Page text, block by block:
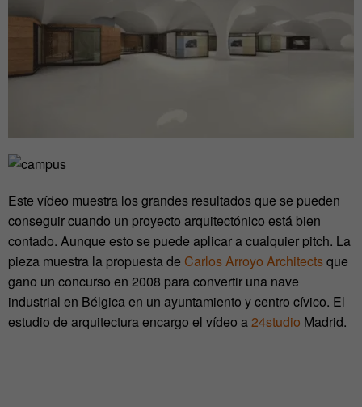
Este vídeo muestra los grandes resultados que se pueden
conseguir cuando un proyecto arquitectónico está bien
contado. Aunque esto se puede aplicar a cualquier pitch. La
pieza muestra la propuesta de Carlos Arroyo Architectsque
gano un concurso en 2008 para convertir una nave
industrial en Bélgica en un ayuntamiento y centro cívico. El
estudio de arquitectura encargo el vídeo a24studio Madrid.